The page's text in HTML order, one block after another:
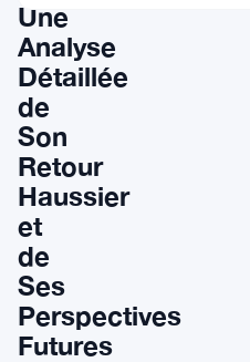
Une
Analyse
Détaillée
de
Son
Retour
Haussier
et
de
Ses
Perspectives
Futures